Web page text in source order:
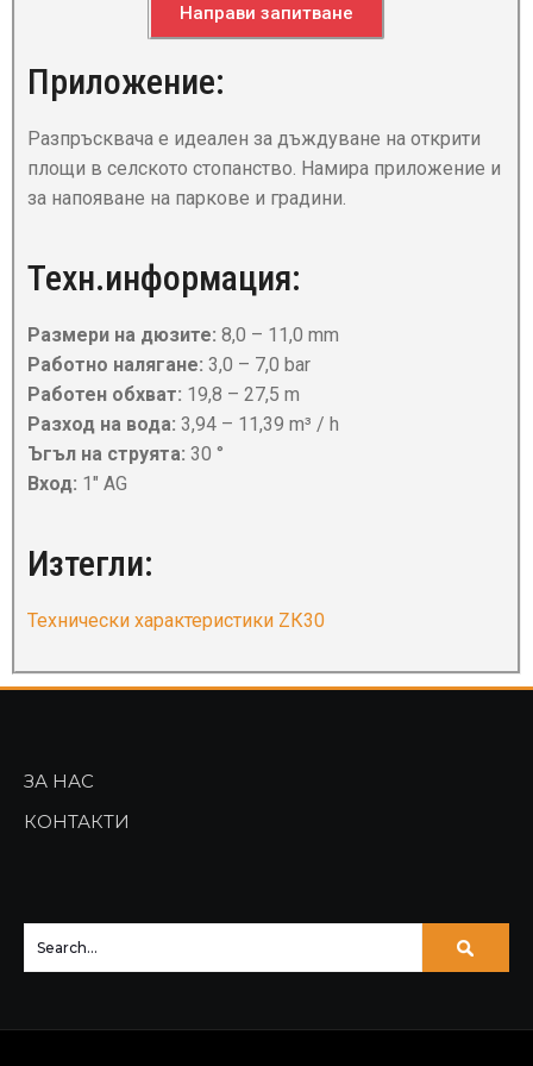
Направи запитване
Приложение:
Разпръсквача е идеален за дъждуване на открити
площи в селското стопанство. Намира приложение и
за напояване на паркове и градини.
Техн.информация:
Размери на дюзите: 8,0 – 11,0 mm
Работно налягане: 3,0 – 7,0 bar
Работен обхват: 19,8 – 27,5 m
Разход на вода: 3,94 – 11,39 m³ / h
Ъгъл на струята: 30 °
Вход: 1″ AG
Изтегли:
Технически характеристики ZК30
ЗА НАС
КОНТАКТИ